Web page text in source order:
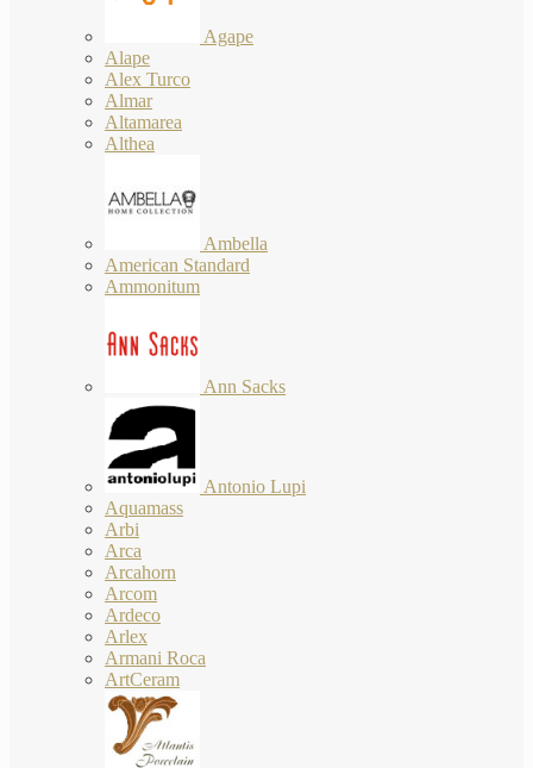
Agape
Alape
Alex Turco
Almar
Altamarea
Althea
Ambella
American Standard
Ammonitum
Ann Sacks
Antonio Lupi
Aquamass
Arbi
Arca
Arcahorn
Arcom
Ardeco
Arlex
Armani Roca
ArtCeram